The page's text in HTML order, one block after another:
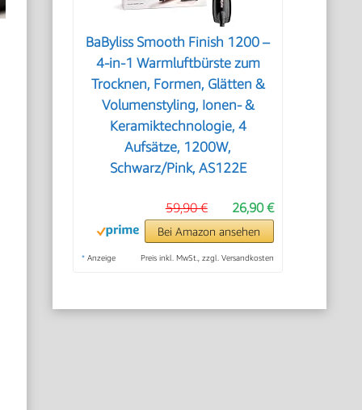
BaByliss Smooth Finish 1200 –
4‑in‑1 Warmluftbürste zum
Trocknen, Formen, Glätten &
Volumenstyling, Ionen‑ &
Keramiktechnologie, 4
Aufsätze, 1200W,
Schwarz/Pink, AS122E
26,90 €
59,90 €
Bei Amazon ansehen
* Anzeige Preis inkl. MwSt., zzgl. Versandkosten